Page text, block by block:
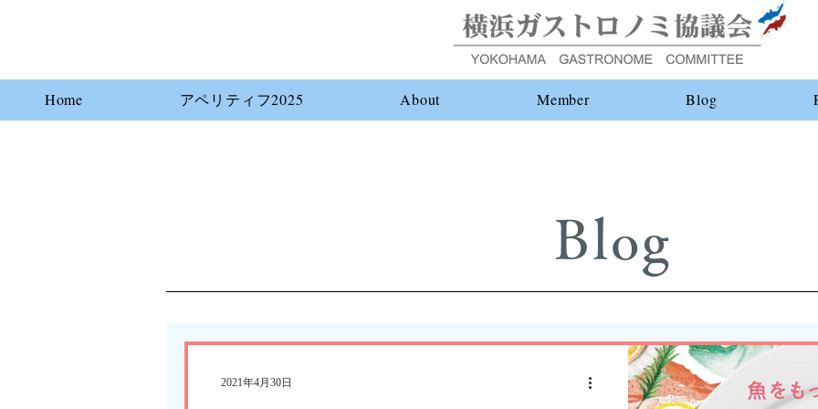
Home アペリティフ2025 About Member Blog
Blog
2021年4月30日